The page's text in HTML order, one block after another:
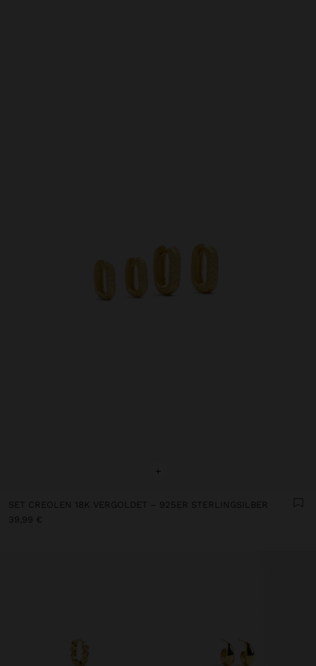
+
SET CREOLEN 18K VERGOLDET – 925ER STERLINGSILBER
39,99 €